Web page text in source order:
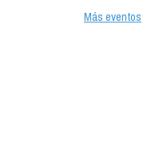
Más eventos